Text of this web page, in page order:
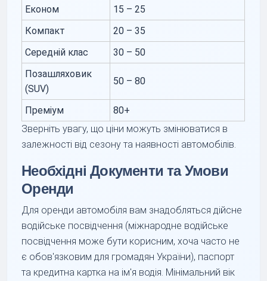
Економ
15 – 25
Компакт
20 – 35
Середній клас
30 – 50
Позашляховик
(SUV)
50 – 80
Преміум
80+
Зверніть увагу, що ціни можуть змінюватися в
залежності від сезону та наявності автомобілів.
Необхідні Документи та Умови
Оренди
Для оренди автомобіля вам знадобляться дійсне
водійське посвідчення (міжнародне водійське
посвідчення може бути корисним, хоча часто не
є обов'язковим для громадян України), паспорт
та кредитна картка на ім'я водія. Мінімальний вік